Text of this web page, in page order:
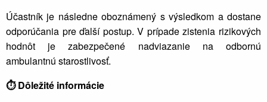
Účastník je následne oboznámený s výsledkom a dostane
odporúčania pre ďalší postup. V prípade zistenia rizikových
hodnôt je zabezpečené nadviazanie na odbornú
ambulantnú starostlivosť.
⏱️ Dôležité informácie